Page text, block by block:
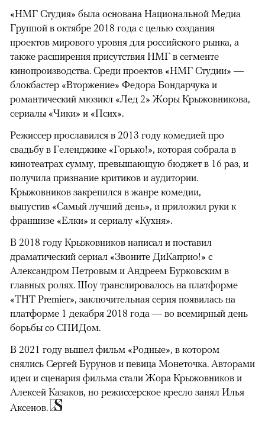
«НМГ Студия» была основана Национальной Медиа
Группой в октябре 2018 года с целью создания
проектов мирового уровня для российского рынка, а
также расширения присутствия НМГ в сегменте
кинопроизводства. Среди проектов «НМГ Студии» —
блокбастер «Вторжение» Федора Бондарчука и
романтический мюзикл «Лед 2» Жоры Крыжовникова,
сериалы «Чики» и «Псих».
Режиссер прославился в 2013 году комедией про
свадьбу в Геленджике «Горько!», которая собрала в
кинотеатрах сумму, превышающую бюджет в 16 раз, и
получила признание критиков и аудитории.
Крыжовников закрепился в жанре комедии,
выпустив «Самый лучший день», и приложил руки к
франшизе «Елки» и сериалу «Кухня».
В 2018 году Крыжовников написал и поставил
драматический сериал «Звоните ДиКаприо!» с
Александром Петровым и Андреем Бурковским в
главных ролях. Шоу транслировалось на платформе
«ТНТ Premier», заключительная серия появилась на
платформе 1 декабря 2018 года — во всемирный день
борьбы со СПИДом.
В 2021 году вышел фильм «Родные», в котором
снялись Сергей Бурунов и певица Монеточка. Авторами
идеи и сценария фильма стали Жора Крыжовников и
Алексей Казаков, но режиссерское кресло занял Илья
Аксенов.